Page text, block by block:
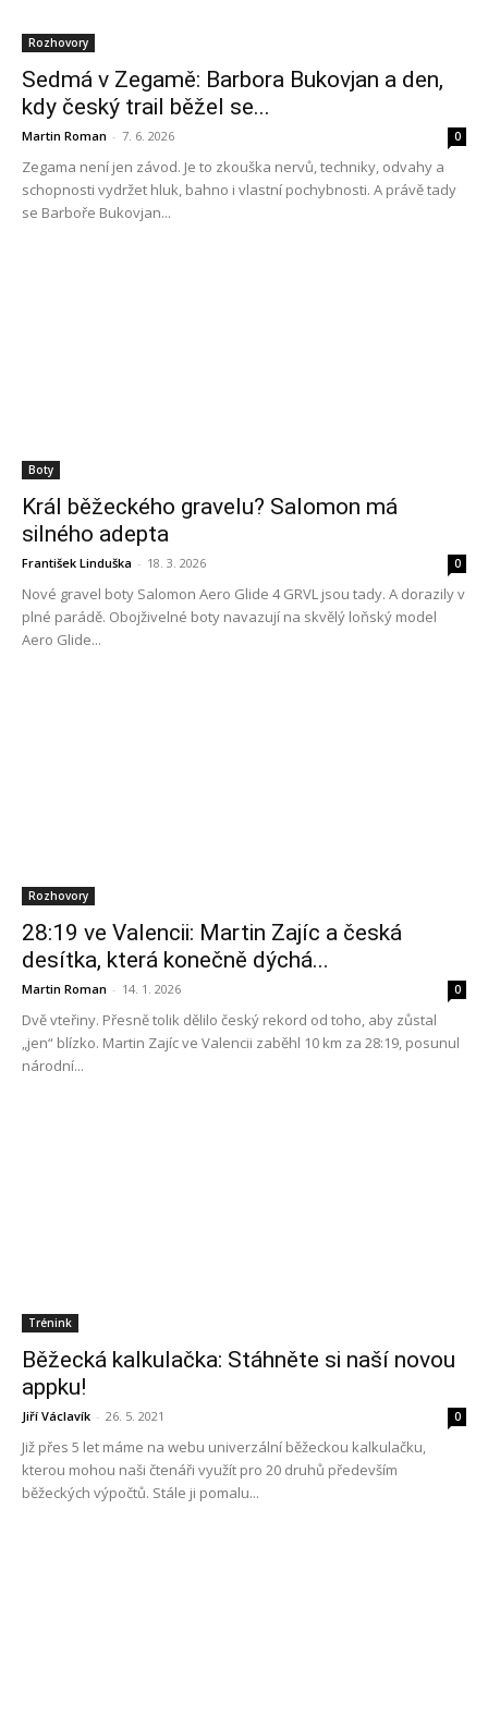
Rozhovory
Sedmá v Zegamě: Barbora Bukovjan a den,
kdy český trail běžel se...
Martin Roman - 7. 6. 2026 0
Zegama není jen závod. Je to zkouška nervů, techniky, odvahy a
schopnosti vydržet hluk, bahno i vlastní pochybnosti. A právě tady
se Barboře Bukovjan...
Boty
Král běžeckého gravelu? Salomon má
silného adepta
František Linduška - 18. 3. 2026 0
Nové gravel boty Salomon Aero Glide 4 GRVL jsou tady. A dorazily v
plné parádě. Obojživelné boty navazují na skvělý loňský model
Aero Glide...
Rozhovory
28:19 ve Valencii: Martin Zajíc a česká
desítka, která konečně dýchá...
Martin Roman - 14. 1. 2026 0
Dvě vteřiny. Přesně tolik dělilo český rekord od toho, aby zůstal
„jen“ blízko. Martin Zajíc ve Valencii zaběhl 10 km za 28:19, posunul
národní...
Trénink
Běžecká kalkulačka: Stáhněte si naší novou
appku!
Jiří Václavík - 26. 5. 2021 0
Již přes 5 let máme na webu univerzální běžeckou kalkulačku,
kterou mohou naši čtenáři využít pro 20 druhů především
běžeckých výpočtů. Stále ji pomalu...